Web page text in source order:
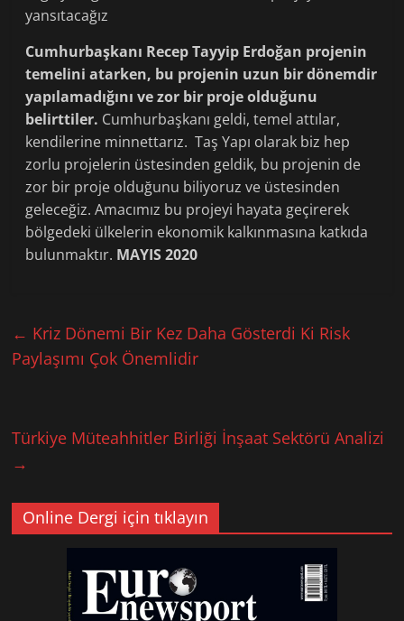
yansıtacağız
Cumhurbaşkanı Recep Tayyip Erdoğan projenin
temelini atarken, bu projenin uzun bir dönemdir
yapılamadığını ve zor bir proje olduğunu
belirttiler. Cumhurbaşkanı geldi, temel attılar,
kendilerine minnettarız. Taş Yapı olarak biz hep
zorlu projelerin üstesinden geldik, bu projenin de
zor bir proje olduğunu biliyoruz ve üstesinden
geleceğiz. Amacımız bu projeyi hayata geçirerek
bölgedeki ülkelerin ekonomik kalkınmasına katkıda
bulunmaktır. MAYIS 2020
← Kriz Dönemi Bir Kez Daha Gösterdi Ki Risk
Paylaşımı Çok Önemlidir
Türkiye Müteahhitler Birliği İnşaat Sektörü Analizi
→
Online Dergi için tıklayın